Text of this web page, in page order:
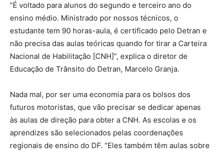
“É voltado para alunos do segundo e terceiro ano do
ensino médio. Ministrado por nossos técnicos, o
estudante tem 90 horas-aula, é certificado pelo Detran e
não precisa das aulas teóricas quando for tirar a Carteira
Nacional de Habilitação [CNH]”, explica o diretor de
Educação de Trânsito do Detran, Marcelo Granja.
Nada mal, por ser uma economia para os bolsos dos
futuros motoristas, que vão precisar se dedicar apenas
às aulas de direção para obter a CNH. As escolas e os
aprendizes são selecionados pelas coordenações
regionais de ensino do DF. “Eles também têm aulas sobre